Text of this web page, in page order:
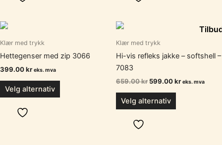
Klær med trykk
Hettegenser med zip 3066
399.00kr eks. mva
Velg alternativ
Klær med trykk
Hi-vis refleks jakke – softshell –
7083
659.00kr
var:
599.00kr
Nåværende
eks. mva
Velg alternativ